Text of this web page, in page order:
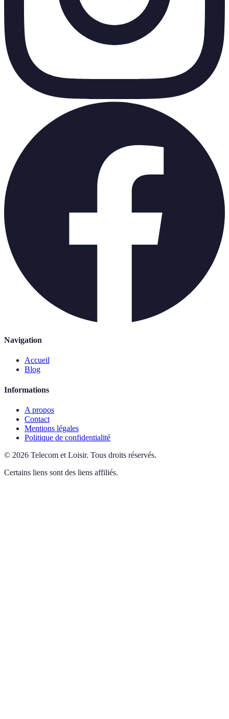
Navigation
Accueil
Blog
Informations
A propos
Contact
Mentions légales
Politique de confidentialité
© 2026 Telecom et Loisir. Tous droits réservés.
Certains liens sont des liens affiliés.